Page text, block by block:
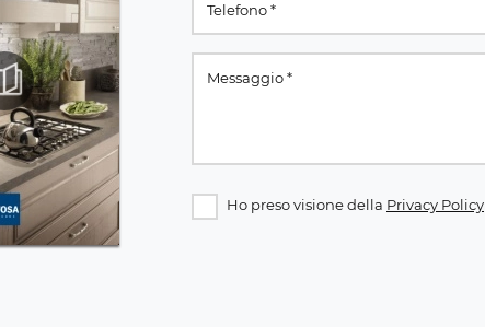
Ho preso visione della Privacy Policy